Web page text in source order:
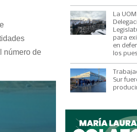
número de
La
para
en
los
Sur